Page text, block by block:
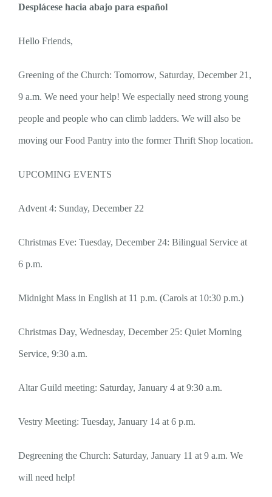
Desplácese hacia abajo para español
Hello Friends,
Greening of the Church: Tomorrow, Saturday, December 21,
9 a.m. We need your help! We especially need strong young
people and people who can climb ladders. We will also be
moving our Food Pantry into the former Thrift Shop location.
UPCOMING EVENTS
Advent 4: Sunday, December 22
Christmas Eve: Tuesday, December 24: Bilingual Service at
6 p.m.
Midnight Mass in English at 11 p.m. (Carols at 10:30 p.m.)
Christmas Day, Wednesday, December 25: Quiet Morning
Service, 9:30 a.m.
Altar Guild meeting: Saturday, January 4 at 9:30 a.m.
Vestry Meeting: Tuesday, January 14 at 6 p.m.
Degreening the Church: Saturday, January 11 at 9 a.m. We
will need help!